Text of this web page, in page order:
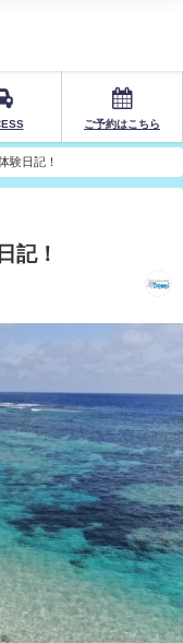
ご予約はこちら
験日記！
記！